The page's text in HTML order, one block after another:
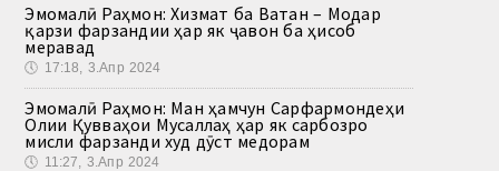
Эмомалӣ Раҳмон: Хизмат ба Ватан – Модар
қарзи фарзандии ҳар як ҷавон ба ҳисоб
меравад
🕔 17:18, 3.Апр 2024
Эмомалӣ Раҳмон: Ман ҳамчун Сарфармондеҳи
Олии Қувваҳои Мусаллаҳ ҳар як сарбозро
мисли фарзанди худ дӯст медорам
🕔 11:27, 3.Апр 2024